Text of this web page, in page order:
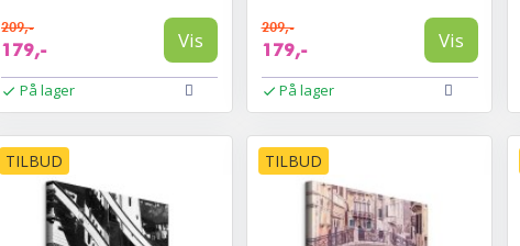
209,-
179,- Vis
På lager
209,-
179,- Vis
På lager
TILBUD TILBUD